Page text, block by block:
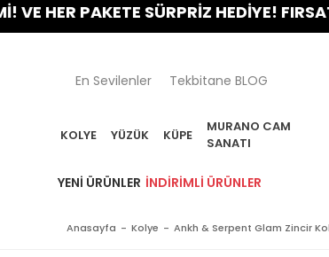
PAKETE SÜRPRİZ HEDİYE! FIRSATINI
En Sevilenler Tekbitane BLOG
KOLYE YÜZÜK KÜPE
MURANO CAM
SANATI
YENI ÜRÜNLER İNDIRIMLI ÜRÜNLER
Anasayfa Kolye Ankh & Serpent Glam Zincir